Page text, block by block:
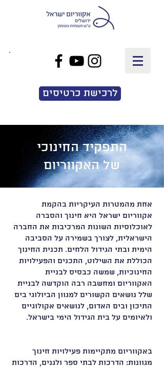
לרכישת כרטיסים
התפקיד החינוכי
של האקווריום
אחת מהמטרות העיקריות בהקמת
אקווריום ישראל היא חינוך והסברה
לאוכלוסיות השונות המרכיבות את החברה
הישראלית, לצורך בשמירה על הסביבה
הימית ובתי הגידול הלחים. תכנית החינוך
הכוללת את השילוט, התכנים והפעילויות
החינוכיות, שמשה כבסיס לבניית
האקווריום ומחשבה רבה הוקדשה לבניית
שלל נושאים הקשורים למגוון הביולוגי בים
התיכון ובים האדום, לנושאים אקולוגיים
ולאיומים על בית הגידול הימי בישראל.
באקווריום מתקיימות פעילויות חינוך
מגוונות: הדרכות לבתי ספר ולגנים, הדרכות